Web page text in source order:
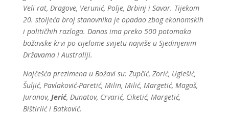
Veli rat, Dragove, Verunić, Polje, Brbinj i Savar. Tijekom
20. stoljeća broj stanovnika je opadao zbog ekonomskih
i političhih razloga. Danas ima preko 500 potomaka
božavske krvi po cijelome svijetu najviše u Sjedinjenim
Državama i Australiji.
Najčešća prezimena u Božavi su: Zupčić, Zorić, Uglešić,
Šuljić, Pavlaković-Paretić, Milin, Milić, Margetić, Magaš,
Juranov, Jerić, Dunatov, Crvarić, Ciketić, Margetić,
Bištirlić i Batković.